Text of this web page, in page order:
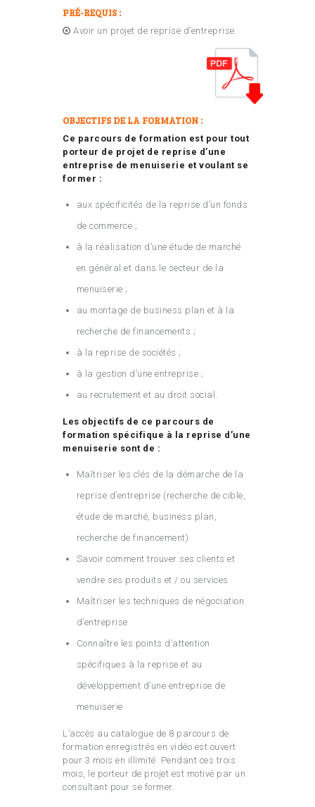
PRÉ-REQUIS :
Avoir un projet de reprise d’entreprise.
OBJECTIFS DE LA FORMATION :
Ce parcours de formation est pour tout
porteur de projet de reprise d’une
entreprise de menuiserie et voulant se
former :
aux spécificités de la reprise d’un fonds
de commerce ;
à la réalisation d’une étude de marché
en général et dans le secteur de la
menuiserie ;
au montage de business plan et à la
recherche de financements ;
à la reprise de sociétés ;
à la gestion d’une entreprise ;
au recrutement et au droit social.
Les objectifs de ce parcours de
formation spécifique à la reprise d’une
menuiserie sont de :
Maîtriser les clés de la démarche de la
reprise d’entreprise (recherche de cible,
étude de marché, business plan,
recherche de financement)
Savoir comment trouver ses clients et
vendre ses produits et / ou services
Maîtriser les techniques de négociation
d’entreprise
Connaître les points d’attention
spécifiques à la reprise et au
développement d’une entreprise de
menuiserie
L’accès au catalogue de 8 parcours de
formation enregistrés en vidéo est ouvert
pour 3 mois en illimité. Pendant ces trois
mois, le porteur de projet est motivé par un
consultant pour se former.